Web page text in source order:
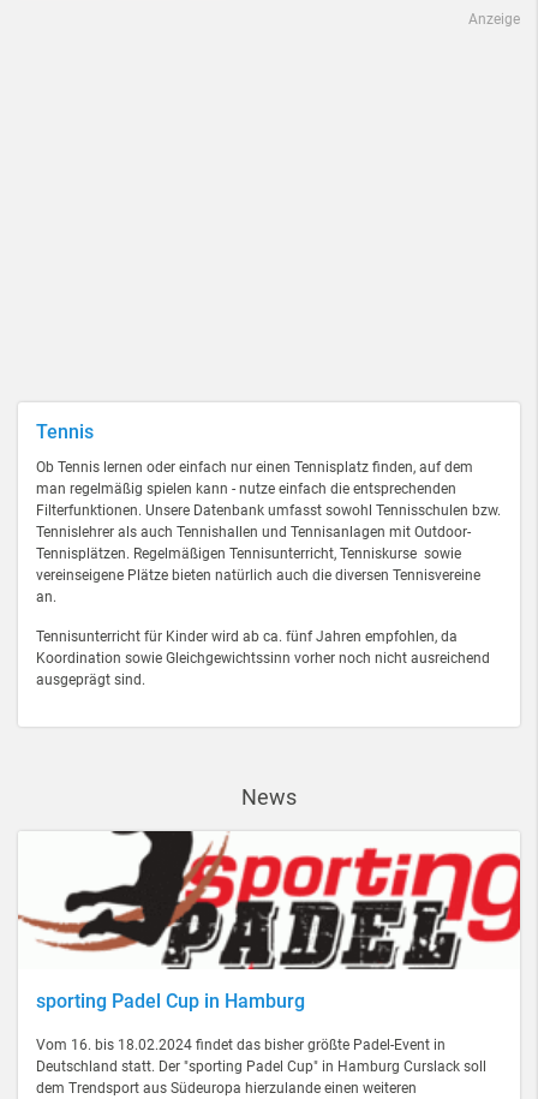
Tennis
Ob Tennis lernen oder einfach nur einen Tennisplatz finden, auf dem
man regelmäßig spielen kann - nutze einfach die entsprechenden
Filterfunktionen. Unsere Datenbank umfasst sowohl Tennisschulen bzw.
Tennislehrer als auch Tennishallen und Tennisanlagen mit Outdoor-
Tennisplätzen. Regelmäßigen Tennisunterricht, Tenniskurse sowie
vereinseigene Plätze bieten natürlich auch die diversen Tennisvereine
an.
Tennisunterricht für Kinder wird ab ca. fünf Jahren empfohlen, da
Koordination sowie Gleichgewichtssinn vorher noch nicht ausreichend
ausgeprägt sind.
Anzeige
News
sporting Padel Cup in Hamburg
Vom 16. bis 18.02.2024 findet das bisher größte Padel-Event in
Deutschland statt. Der "sporting Padel Cup" in Hamburg Curslack soll
dem Trendsport aus Südeuropa hierzulande einen weiteren